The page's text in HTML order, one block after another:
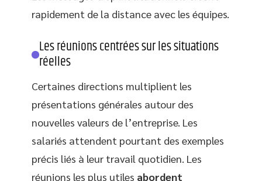
rapidement de la distance avec les équipes.
Les réunions centrées sur les situations
réelles
Certaines directions multiplient les
présentations générales autour des
nouvelles valeurs de l’entreprise. Les
salariés attendent pourtant des exemples
précis liés à leur travail quotidien. Les
réunions les plus utiles abordent